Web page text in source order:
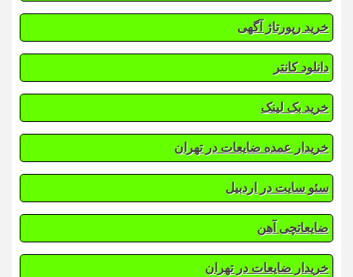
خرید رپورتاژ آگهی
دانلود کانتر
خرید بک لینک
خریدار عمده ضایعات در تهران
سئو سایت در اردبیل
ضایعاتچی آهن
خریدار ضایعات در تهران